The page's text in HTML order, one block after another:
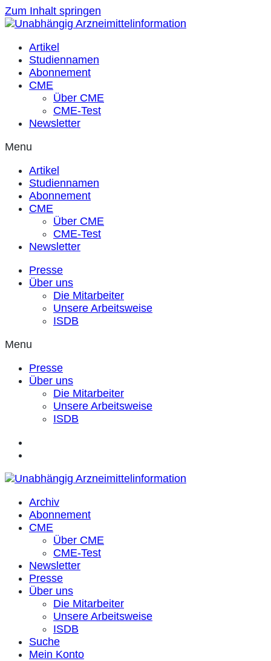
Zum Inhalt springen
Artikel
Studiennamen
Abonnement
CME
Über CME
CME-Test
Newsletter
Menu
Artikel
Studiennamen
Abonnement
CME
Über CME
CME-Test
Newsletter
Presse
Über uns
Die Mitarbeiter
Unsere Arbeitsweise
ISDB
Menu
Presse
Über uns
Die Mitarbeiter
Unsere Arbeitsweise
ISDB
Archiv
Abonnement
CME
Über CME
CME-Test
Newsletter
Presse
Über uns
Die Mitarbeiter
Unsere Arbeitsweise
ISDB
Suche
Mein Konto